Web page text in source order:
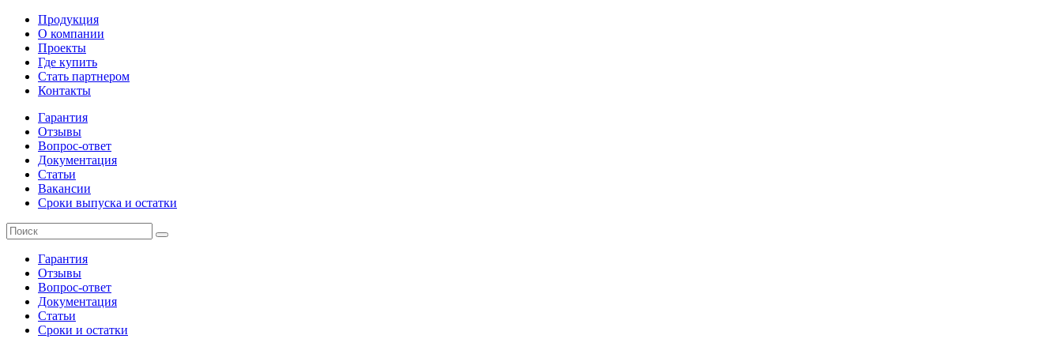
Продукция
О компании
Проекты
Где купить
Стать партнером
Контакты
Гарантия
Отзывы
Вопрос-ответ
Документация
Статьи
Вакансии
Сроки выпуска и остатки
Гарантия
Отзывы
Вопрос-ответ
Документация
Статьи
Сроки и остатки